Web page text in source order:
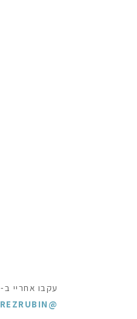
עקבו אחריי ב- INSTAGRAM
@PASCALEPEREZRUBIN